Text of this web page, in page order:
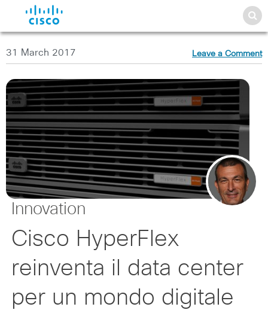
31 March 2017 Leave a Comment
Innovation
Cisco HyperFlex
reinventa il data center
per un mondo digitale